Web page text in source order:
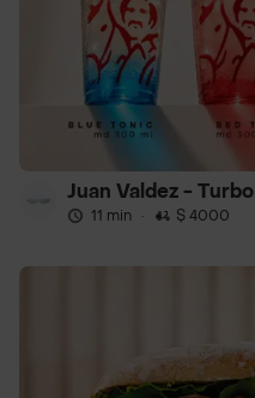
Juan Valdez - Turbo
11 min · $ 4000